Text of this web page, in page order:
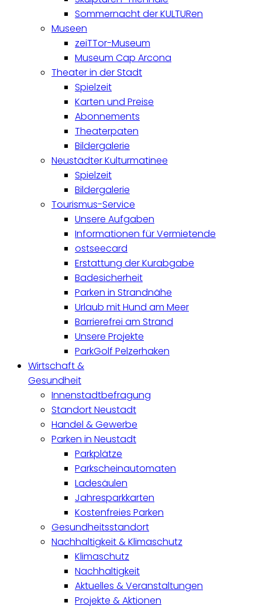
Sommernacht der KULTURen
Museen
zeiTTor-Museum
Museum Cap Arcona
Theater in der Stadt
Spielzeit
Karten und Preise
Abonnements
Theaterpaten
Bildergalerie
Neustädter Kulturmatinee
Spielzeit
Bildergalerie
Tourismus-Service
Unsere Aufgaben
Informationen für Vermietende
ostseecard
Erstattung der Kurabgabe
Badesicherheit
Parken in Strandnähe
Urlaub mit Hund am Meer
Barrierefrei am Strand
Unsere Projekte
ParkGolf Pelzerhaken
Wirtschaft &
Gesundheit
Innenstadtbefragung
Standort Neustadt
Handel & Gewerbe
Parken in Neustadt
Parkplätze
Parkscheinautomaten
Ladesäulen
Jahresparkkarten
Kostenfreies Parken
Gesundheitsstandort
Nachhaltigkeit & Klimaschutz
Klimaschutz
Nachhaltigkeit
Aktuelles & Veranstaltungen
Projekte & Aktionen